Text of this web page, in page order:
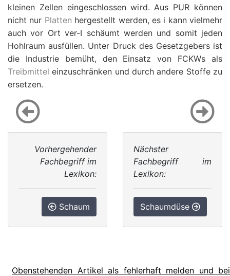
kleinen Zellen eingeschlossen wird. Aus PUR können
nicht nur Platten hergestellt werden, es i kann vielmehr
auch vor Ort ver-I schäumt werden und somit jeden
Hohlraum ausfüllen. Unter Druck des Gesetzgebers ist
die Industrie bemüht, den Einsatz von FCKWs als
Treibmittel einzuschränken und durch andere Stoffe zu
ersetzen.
Vorhergehender
Fachbegriff im
Lexikon:
Schaum
Nächster
Fachbegriff im
Lexikon:
Schaumdüse
Obenstehenden Artikel als fehlerhaft melden und bei